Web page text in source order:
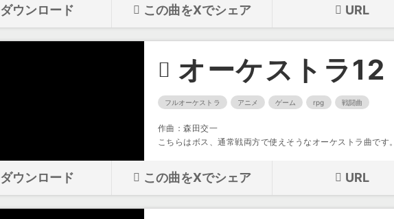
ダウンロード この曲をXでシェア URL
オーケストラ12
フルオーケストラ アニメ ゲーム rpg 戦闘曲
作曲：森田交一
こちらはボス、通常戦両方で使えそうなオーケストラ曲です。
ダウンロード この曲をXでシェア URL